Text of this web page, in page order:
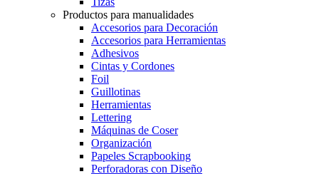
Productos para manualidades
Accesorios para Decoración
Accesorios para Herramientas
Adhesivos
Cintas y Cordones
Foil
Guillotinas
Herramientas
Lettering
Máquinas de Coser
Organización
Papeles Scrapbooking
Perforadoras con Diseño